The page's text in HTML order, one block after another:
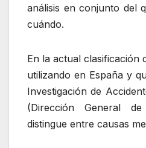
análisis en conjunto del
cuándo.
En la actual clasificación
utilizando en España y
Investigación de
(Dirección General
distingue entre causas